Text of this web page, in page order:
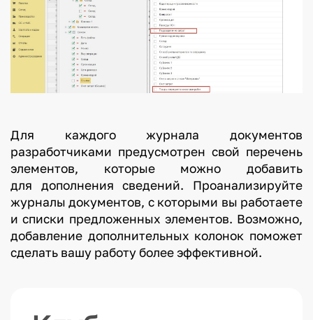
Для каждого журнала документов
разработчиками предусмотрен свой перечень
элементов, которые можно добавить
для дополнения сведений. Проанализируйте
журналы документов, с которыми вы работаете
и списки предложенных элементов. Возможно,
добавление дополнительных колонок поможет
сделать вашу работу более эффективной.